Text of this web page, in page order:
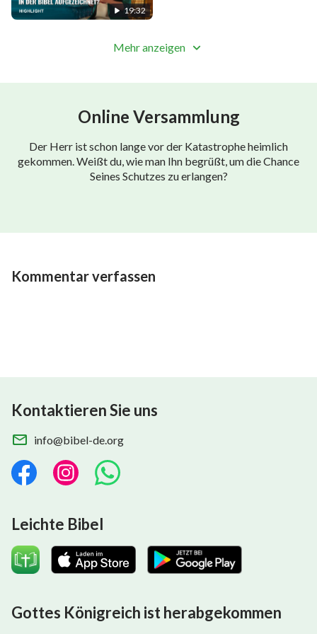
und dass er Gott gegenüber nicht gehorsam ist.
verderbten Gesinnung entfliehen, Gott wirklich
19:32
Mehr anzeigen
Online Versammlung
Der Herr ist schon lange vor der Katastrophe heimlich
gekommen. Weißt du, wie man Ihn begrüßt, um die Chance
Seines Schutzes zu erlangen?
Kommentar verfassen
Kontaktieren Sie uns
info@bibel-de.org
Leichte Bibel
Gottes Königreich ist herabgekommen